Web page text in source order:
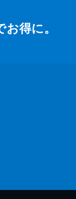
得に。